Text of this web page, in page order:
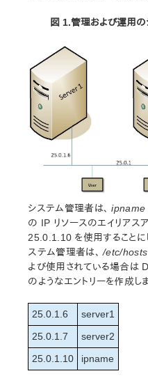
Samba Recovery Kit
SAP HANA Recovery
SAP MaxDB
Sybase Recovery Kit
VMDK as Shared
パラメーター一覧
Recovery Kit for EC2
LB Health Checkパラ
MQパラメーター一覧
NFSパラメーター一覧
Recovery Kit for
ー一覧
Oracleパラメーター一
PostgreSQLパラメータ
Route53 パラメーター
SAPパラメーター一覧
DataKeeperパラメータ
Standby Node Health
図 1.管理および運用の
システム管理者は、ipname
の IP リソースのエイリアス
25.0.1.10 を使用することに
ステム管理者は、/etc/hosts
よび使用されている場合は
のようなエントリーを作成し
25.0.1.6
server1
25.0.1.7
server2
25.0.1.10
ipname